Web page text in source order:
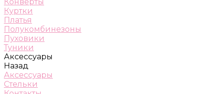
Куртки
Платья
Полукомбинезоны
Пуховики
Туники
Аксессуары
Назад
Аксессуары
Стельки